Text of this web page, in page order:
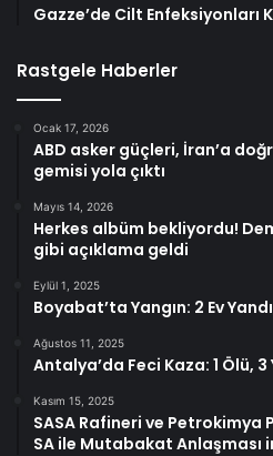
Gazze’de Cilt Enfeksiyonları
Rastgele Haberler
Ocak 17, 2026
ABD asker güçleri, İran’a
gemisi yola çıktı
Mayıs 14, 2026
Herkes albüm bekliyordu!
gibi açıklama geldi
Eylül 1, 2025
Boyabat’ta Yangın: 2 Ev
Ağustos 11, 2025
Antalya’da Feci Kaza: 1 Ölü, 3
Kasım 15, 2025
SASA Rafineri ve Petrokimya
SA ile Mutabakat Anlaşması